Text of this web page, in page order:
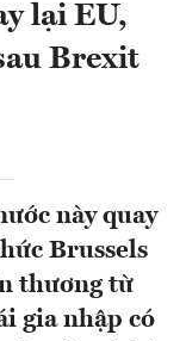
lại EU,
Brexit
này quay
Brussels
thương từ
gia nhập có